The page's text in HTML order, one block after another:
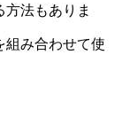
法もありま
組み合わせて使